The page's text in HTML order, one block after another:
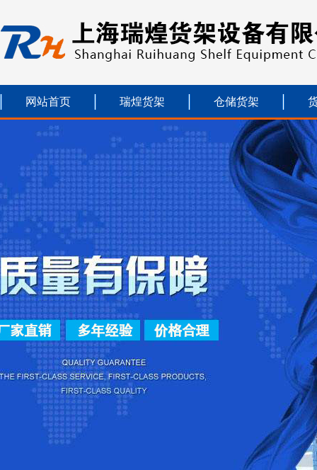
网站首页 瑞煌货架 仓储货架